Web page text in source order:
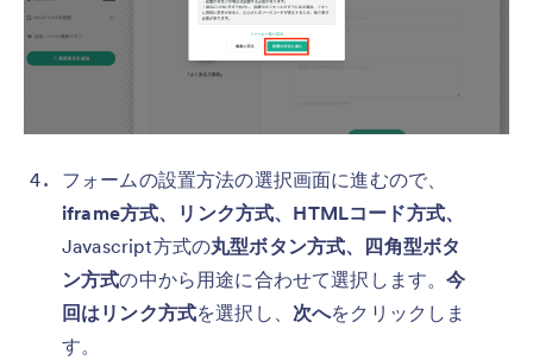
フォームの設置方法の選択画面に進むので、
iframe方式、リンク方式、HTMLコード方式、
Javascript方式の丸型ボタン方式、四角型ボタ
ン方式の中から用途に合わせて選択します。今
回はリンク方式を選択し、 次へをクリックしま
す。